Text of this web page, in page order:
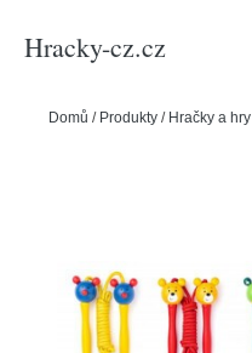
Hracky-cz.cz
Domů / Produkty / Hračky a hry